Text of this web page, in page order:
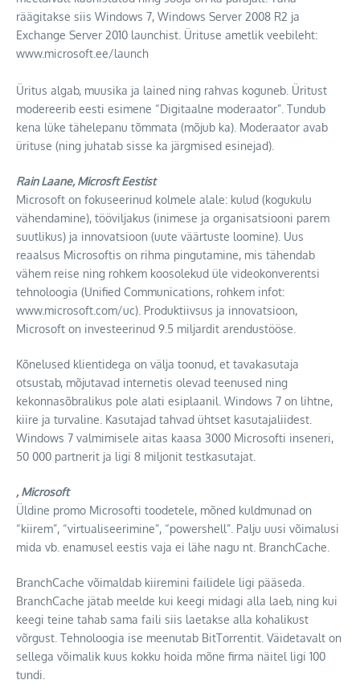
räägitakse siis Windows 7, Windows Server 2008 R2 ja
Exchange Server 2010 launchist. Ürituse ametlik veebileht:
www.microsoft.ee/launch
Üritus algab, muusika ja lained ning rahvas koguneb. Üritust
modereerib eesti esimene “Digitaalne moderaator”. Tundub
kena lüke tähelepanu tõmmata (mõjub ka). Moderaator avab
ürituse (ning juhatab sisse ka järgmised esinejad).
Rain Laane, Microsft Eestist
Microsoft on fokuseerinud kolmele alale: kulud (kogukulu
vähendamine), tööviljakus (inimese ja organisatsiooni parem
suutlikus) ja innovatsioon (uute väärtuste loomine). Uus
reaalsus Microsoftis on rihma pingutamine, mis tähendab
vähem reise ning rohkem koosolekud üle videokonverentsi
tehnoloogia (Unified Communications, rohkem infot:
www.microsoft.com/uc). Produktiivsus ja innovatsioon,
Microsoft on investeerinud 9.5 miljardit arendustööse.
Kõnelused klientidega on välja toonud, et tavakasutaja
otsustab, mõjutavad internetis olevad teenused ning
kekonnasõbralikus pole alati esiplaanil. Windows 7 on lihtne,
kiire ja turvaline. Kasutajad tahvad ühtset kasutajaliidest.
Windows 7 valmimisele aitas kaasa 3000 Microsofti inseneri,
50 000 partnerit ja ligi 8 miljonit testkasutajat.
, Microsoft
Üldine promo Microsofti toodetele, mõned kuldmunad on
“kiirem”, “virtualiseerimine”, “powershell”. Palju uusi võimalusi
mida vb. enamusel eestis vaja ei lähe nagu nt. BranchCache.
BranchCache võimaldab kiiremini failidele ligi pääseda.
BranchCache jätab meelde kui keegi midagi alla laeb, ning kui
keegi teine tahab sama faili siis laetakse alla kohalikust
võrgust. Tehnoloogia ise meenutab BitTorrentit. Väidetavalt on
sellega võimalik kuus kokku hoida mõne firma näitel ligi 100
tundi.